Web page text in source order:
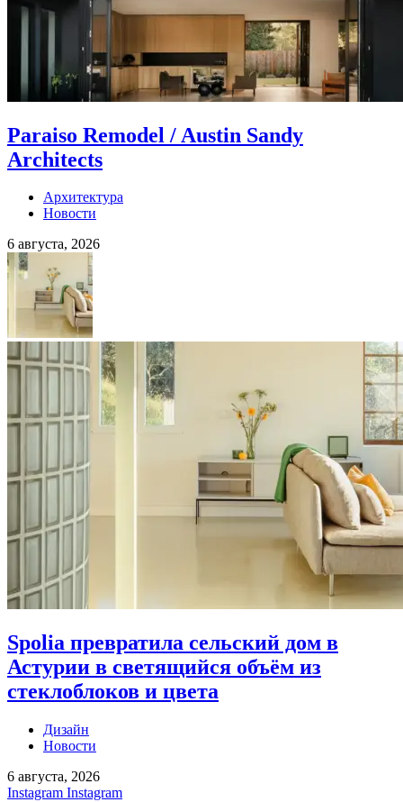
Paraiso Remodel / Austin Sandy
Architects
Архитектура
Новости
6 августа, 2026
Spolia превратила сельский дом в
Астурии в светящийся объём из
стеклоблоков и цвета
Дизайн
Новости
6 августа, 2026
Instagram Instagram